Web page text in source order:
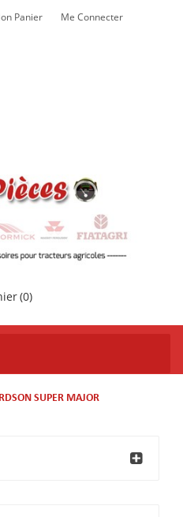
Panier Me Connecter
(0)
SUPER MAJOR